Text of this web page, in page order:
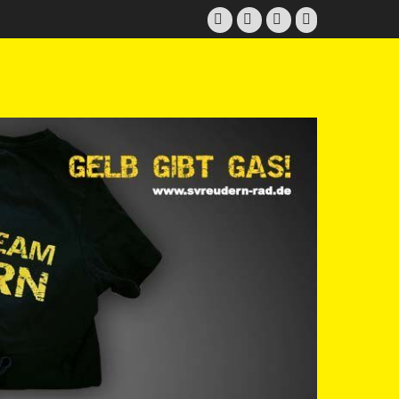
FacebookTwitter E-
Mail
Instagram